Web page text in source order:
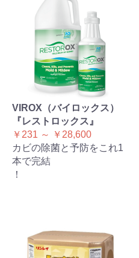
VIROX（バイロックス）
『レストロックス』
￥231 ～ ￥28,600
カビの除菌と予防をこれ1
本で完結
！